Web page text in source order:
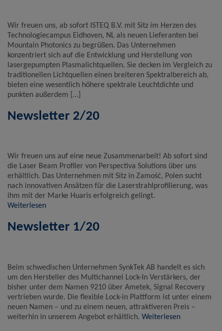
Wir freuen uns, ab sofort ISTEQ B.V. mit Sitz im Herzen des
Technologiecampus Eidhoven, NL als neuen Lieferanten bei
Mountain Photonics zu begrüßen. Das Unternehmen
konzentriert sich auf die Entwicklung und Herstellung von
lasergepumpten Plasmalichtquellen. Sie decken im Vergleich zu
traditionellen Lichtquellen einen breiteren Spektralbereich ab,
bieten eine wesentlich höhere spektrale Leuchtdichte und
punkten außerdem […]
Newsletter 2/20
Wir freuen uns auf eine neue Zusammenarbeit! Ab sofort sind
die Laser Beam Profiler von Perspectiva Solutions über uns
erhältlich. Das Unternehmen mit Sitz in Zamość, Polen sucht
nach innovativen Ansätzen für die Laserstrahlprofilierung, was
ihm mit der Marke Huaris erfolgreich gelingt.
Weiterlesen
Newsletter 1/20
Beim schwedischen Unternehmen SynkTek AB handelt es sich
um den Hersteller des Multichannel Lock-In Verstärkers, der
bisher unter dem Namen 9210 über Ametek, Signal Recovery
vertrieben wurde. Die flexible Lock-in Plattform ist unter einem
neuen Namen – und zu einem neuen, attraktiveren Preis –
weiterhin in unserem Angebot erhältlich. Weiterlesen